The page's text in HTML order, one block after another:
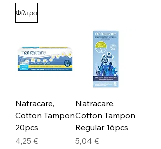
Φίλτρο
Natracare,
Cotton Tampon
20pcs
Τιμή
4,25 €
Natracare,
Cotton Tampon
Regular 16pcs
Τιμή
5,04 €